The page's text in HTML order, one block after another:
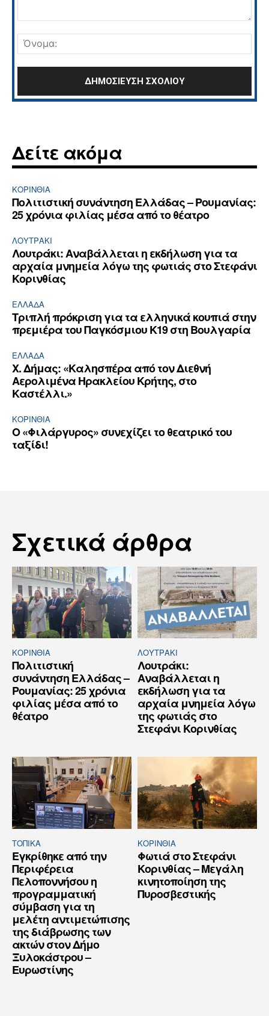
Δείτε ακόμα
ΚΟΡΙΝΘΊΑ
Πολιτιστική συνάντηση Ελλάδας – Ρουμανίας:
25 χρόνια φιλίας μέσα από το θέατρο
ΛΟΥΤΡΆΚΙ
Λουτράκι: Αναβάλλεται η εκδήλωση για τα
αρχαία μνημεία λόγω της φωτιάς στο Στεφάνι
Κορινθίας
ΕΛΛΆΔΑ
Τριπλή πρόκριση για τα ελληνικά κουπιά στην
πρεμιέρα του Παγκόσμιου Κ19 στη Βουλγαρία
ΕΛΛΆΔΑ
Χ. Δήμας: «Καλησπέρα από τον Διεθνή
Αερολιμένα Ηρακλείου Κρήτης, στο
Καστέλλι.»
ΚΟΡΙΝΘΊΑ
Ο «Φιλάργυρος» συνεχίζει το θεατρικό του
ταξίδι!
Σχετικά άρθρα
ΚΟΡΙΝΘΊΑ
Πολιτιστική
συνάντηση Ελλάδας –
Ρουμανίας: 25 χρόνια
φιλίας μέσα από το
θέατρο
ΛΟΥΤΡΆΚΙ
Λουτράκι:
Αναβάλλεται η
εκδήλωση για τα
αρχαία μνημεία λόγω
της φωτιάς στο
Στεφάνι Κορινθίας
ΤΟΠΙΚΑ
Εγκρίθηκε από την
Περιφέρεια
Πελοποννήσου η
προγραμματική
σύμβαση για τη
μελέτη αντιμετώπισης
της διάβρωσης των
ακτών στον Δήμο
Ξυλοκάστρου –
Ευρωστίνης
ΚΟΡΙΝΘΊΑ
Φωτιά στο Στεφάνι
Κορινθίας – Μεγάλη
κινητοποίηση της
Πυροσβεστικής